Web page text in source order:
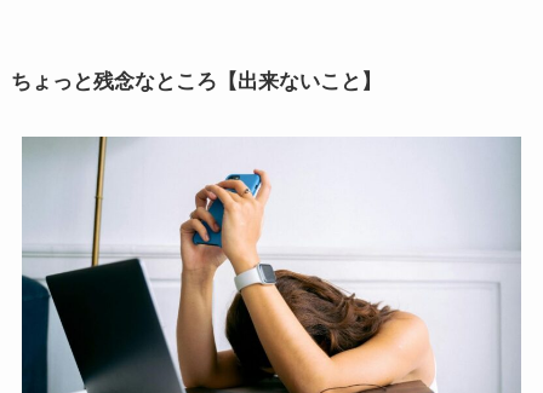
ちょっと残念なところ【出来ないこと】